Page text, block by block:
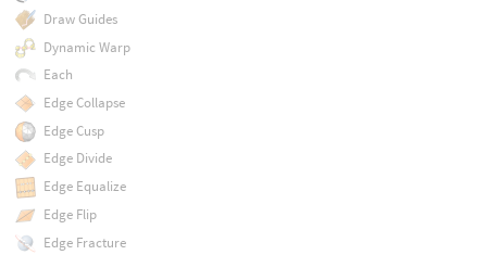
Draw Guides
Dynamic Warp
Each
Edge Collapse
Edge Cusp
Edge Divide
Edge Equalize
Edge Flip
Edge Fracture